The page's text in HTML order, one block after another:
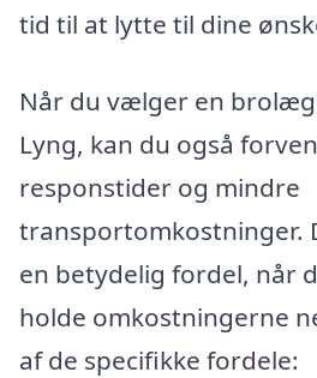
tid til at lytte til dine
Når du vælger en
Lyng, kan du også
responstider og mindre
transportomkostninger.
en betydelig fordel, når
holde omkostningerne
af de specifikke fordele: